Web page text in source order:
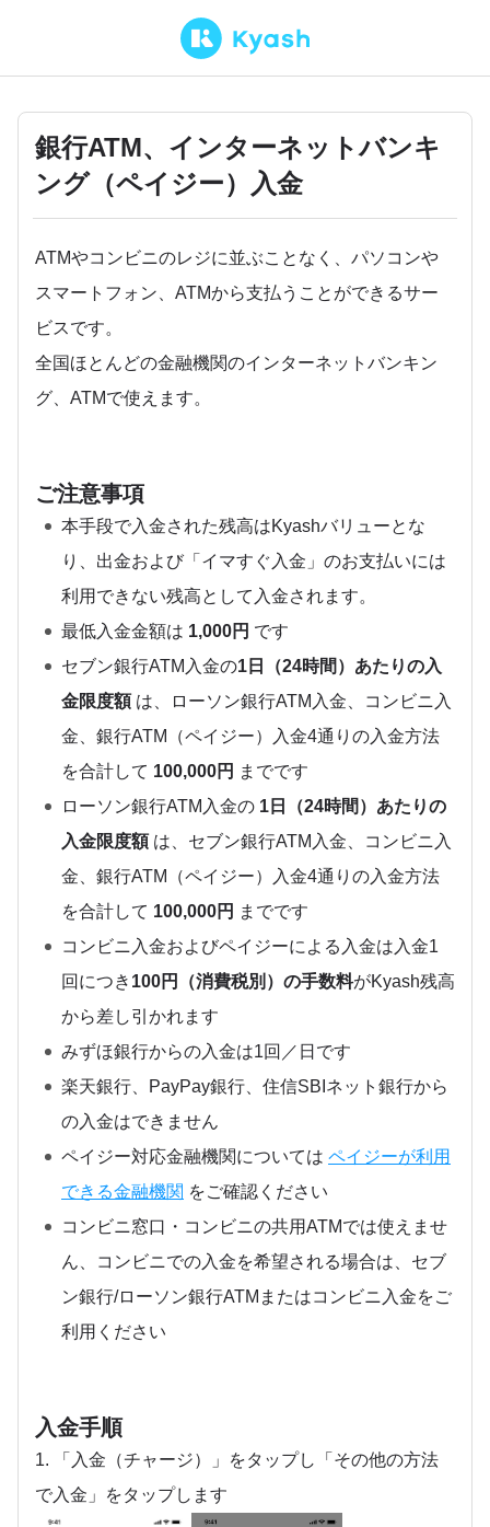
銀行ATM、インターネットバンキ
ング（ペイジー）入金
ATMやコンビニのレジに並ぶことなく、パソコンや
スマートフォン、ATMから支払うことができるサー
ビスです。
全国ほとんどの金融機関のインターネットバンキン
グ、ATMで使えます。
ご注意事項
本手段で入金された残高はKyashバリューとな
り、出金および「イマすぐ入金」のお支払いには
利用できない残高として入金されます。
最低入金金額は 1,000円 です
セブン銀行ATM入金の1日（24時間）あたりの入
金限度額は、ローソン銀行ATM入金、コンビニ入
金、銀行ATM（ペイジー）入金4通りの入金方法
を合計して 100,000円 までです
ローソン銀行ATM入金の 1日（24時間）あたりの
入金限度額は、セブン銀行ATM入金、コンビニ入
金、銀行ATM（ペイジー）入金4通りの入金方法
を合計して 100,000円 までです
コンビニ入金およびペイジーによる入金は入金1
回につき 100円（消費税別）の手数料がKyash残高
から差し引かれます
みずほ銀行からの入金は1回／日です
楽天銀行、PayPay銀行、住信SBIネット銀行から
の入金はできません
ペイジー対応金融機関については ペイジーが利用
できる金融機関 をご確認ください
コンビニ窓口・コンビニの共用ATMでは使えませ
ん、コンビニでの入金を希望される場合は、セブ
ン銀行/ローソン銀行ATMまたはコンビニ入金をご
利用ください
入金手順
1. 「入金（チャージ）」をタップし「その他の方法
で入金」をタップします